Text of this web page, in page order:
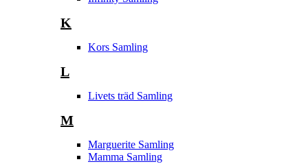
K
Kors Samling
L
Livets träd Samling
M
Marguerite Samling
Mamma Samling